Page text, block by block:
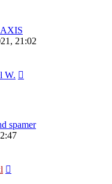
21:02
W.
spamer